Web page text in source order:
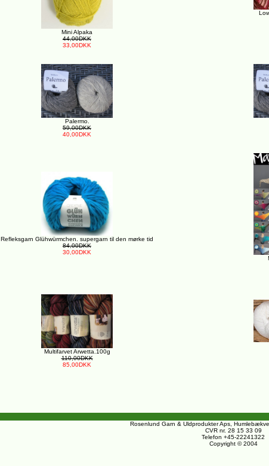
Mini Alpaka
44,00DKK
33,00DKK
Palermo.
59,00DKK
40,00DKK
Refleksgarn Glühwürmchen. supergarn til den mørke tid
84,00DKK
30,00DKK
Multifarvet Arwetta.100g
110,00DKK
85,00DKK
Rosenlund Garn & Uldprodukter Aps,
CVR nr. 28 15 33 09
Telefon +45-22241322
Copyright © 2004